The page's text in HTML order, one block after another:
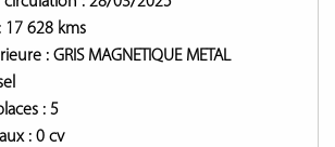
17 628 kms
: GRIS MAGNETIQUE METAL
: 5
: 0 cv